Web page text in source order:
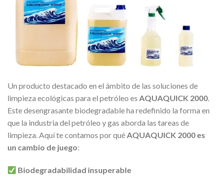
Un producto destacado en el ámbito de las soluciones de
limpieza ecológicas para el petróleo es AQUAQUICK 2000.
Este desengrasante biodegradable ha redefinido la forma en
que la industria del petróleo y gas aborda las tareas de
limpieza. Aquí te contamos por quéAQUAQUICK 2000 es
un cambio de juego:
Biodegradabilidad insuperable